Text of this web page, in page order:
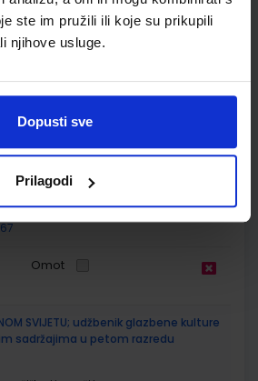
ste im pružili ili koje su prikupili
njihove usluge.
Dopusti sve
Prilagodi
iz povijesti za peti razred
broj ministarstva:6462-DOM
CIJENA: 12,00 €
Omot
SVIJETU; udžbenik glazbene kulture
sadržajima u petom razredu